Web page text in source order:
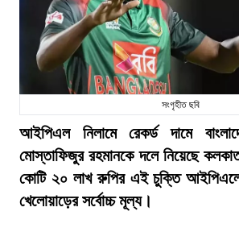
সংগৃহীত ছবি
আইপিএল নিলামে রেকর্ড দামে
মোস্তাফিজুর রহমানকে দলে নিয়েছে
কোটি ২০ লাখ রুপির এই চুক্তি আইপিএলে
খেলোয়াড়ের সর্বোচ্চ মূল্য।